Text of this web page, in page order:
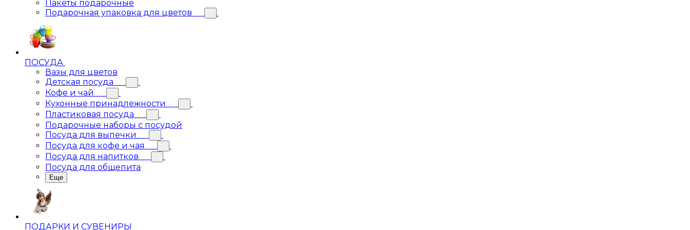
Пакеты подарочные
Подарочная упаковка для цветов
ПОСУДА
Вазы для цветов
Детская посуда
Кофе и чай
Кухонные принадлежности
Пластиковая посуда
Подарочные наборы с посудой
Посуда для выпечки
Посуда для кофе и чая
Посуда для напитков
Посуда для общепита
Еще
ПОДАРКИ И СУВЕНИРЫ